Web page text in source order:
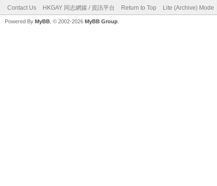
Contact Us HKGAY 同志網媒 / 資訊平台 Return to Top Lite (Archive) Mode
Powered By MyBB , © 2002-2026 MyBB Group